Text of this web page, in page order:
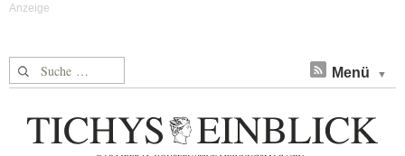
Suche nach: Menü